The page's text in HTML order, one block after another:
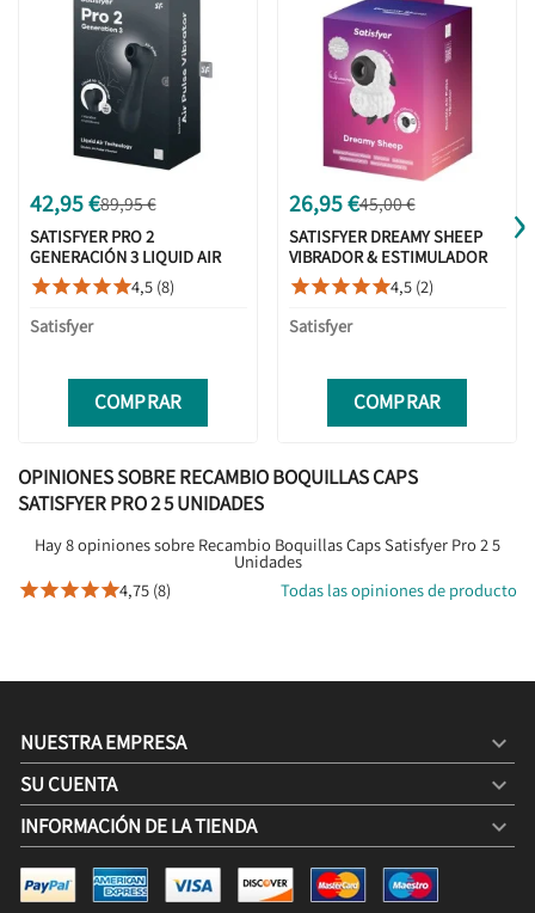
RECAMBIO BOQUILLAS CAPS SATISFYER PRO 2 5
UNIDADES
42,95 €89,95 €
SATISFYER PRO 2
GENERACIÓN 3 LIQUID AIR
TECHNOLOGY - NEGRO
4,5 (8)
Satisfyer
COMPRAR
26,95 €45,00 €
SATISFYER DREAMY SHEEP
VIBRADOR & ESTIMULADOR
AIR PULSE
4,5 (2)
Satisfyer
COMPRAR
›
OPINIONES SOBRE RECAMBIO BOQUILLAS CAPS
SATISFYER PRO 2 5 UNIDADES
Hay 8 opiniones sobre Recambio Boquillas Caps Satisfyer Pro 2 5
Unidades
4,75 (8) Todas las opiniones de producto
NUESTRA EMPRESA 
SU CUENTA 
INFORMACIÓN DE LA TIENDA keyboard_arrow_down